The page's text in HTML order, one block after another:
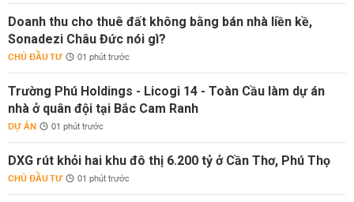
Doanh thu cho thuê đất không bằng bán nhà liền kề,
Sonadezi Châu Đức nói gì?
CHỦ ĐẦU TƯ 01 phút trước
Trường Phú Holdings - Licogi 14 - Toàn Cầu làm dự án
nhà ở quân đội tại Bắc Cam Ranh
DỰ ÁN 01 phút trước
DXG rút khỏi hai khu đô thị 6.200 tỷ ở Cần Thơ, Phú Thọ
CHỦ ĐẦU TƯ 01 phút trước